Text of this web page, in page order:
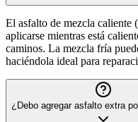
El asfalto de mezcla caliente
aplicarse mientras está
caminos. La mezcla fría
haciéndola ideal para
¿Debo agregar asfalto extra